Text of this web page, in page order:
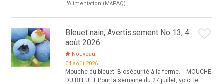
l'Alimentation (MAPAQ)
Bleuet nain, Avertissement No 13, 4
août 2026
Nouveau
04 août 2026
Mouche du bleuet. Biosécurité à la ferme. MOUCHE
DU BLEUET Pour la semaine du 27 juillet, voici le